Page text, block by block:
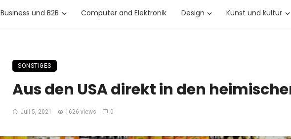
Business und B2B Computer and Elektronik Design Kunst und kultur
SONSTIGES
Aus den USA direkt in den
Juli 5, 2021 1626 views 0